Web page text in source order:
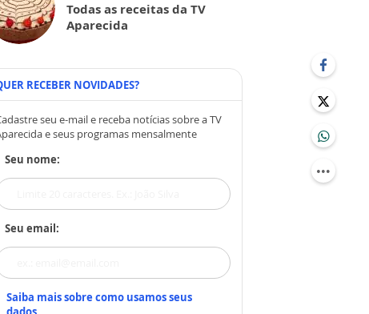
Todas as receitas da TV
Aparecida
RECEBER NOVIDADES?
seu e-mail e receba notícias sobre a TV
e seus programas mensalmente
Seu nome:
Seu email:
Saiba mais sobre como usamos seus